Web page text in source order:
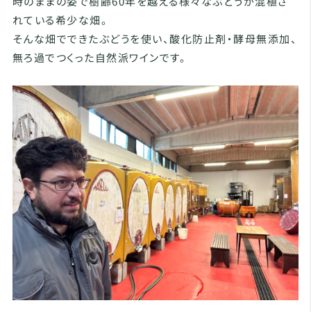
れている希少な畑。
そんな畑でできたぶどうを使い、酸化防止剤・酵母無添加、
無ろ過でつくった自然派ワインです。